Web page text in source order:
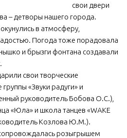
искусств»
школа»
историко-художественный
им. И.В. Коротеева
свои двери
– детворы нашего города.
в атмосферу,
Погода тоже порадовала
и брызги фонтана создавали
свои творческие
«Звуки радуги» и
руководитель Бобова О.С.),
«Юла» и школа танцев «WAKE
Козлова Ю.М.).
розыгрышем